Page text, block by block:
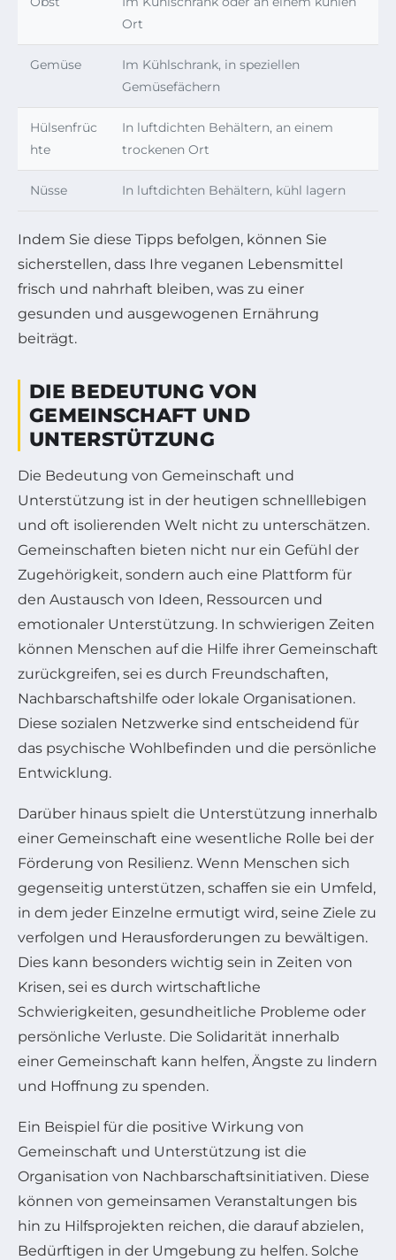
Ort
Gemüse
Im Kühlschrank, in speziellen
Gemüsefächern
Hülsenfrüc
hte
In luftdichten Behältern, an einem
trockenen Ort
Nüsse In luftdichten Behältern, kühl lagern
Indem Sie diese Tipps befolgen, können Sie
sicherstellen, dass Ihre veganen Lebensmittel
frisch und nahrhaft bleiben, was zu einer
gesunden und ausgewogenen Ernährung
beiträgt.
DIE BEDEUTUNG VON
GEMEINSCHAFT UND
UNTERSTÜTZUNG
Die Bedeutung von Gemeinschaft und
Unterstützung ist in der heutigen schnelllebigen
und oft isolierenden Welt nicht zu unterschätzen.
Gemeinschaften bieten nicht nur ein Gefühl der
Zugehörigkeit, sondern auch eine Plattform für
den Austausch von Ideen, Ressourcen und
emotionaler Unterstützung. In schwierigen Zeiten
können Menschen auf die Hilfe ihrer Gemeinschaft
zurückgreifen, sei es durch Freundschaften,
Nachbarschaftshilfe oder lokale Organisationen.
Diese sozialen Netzwerke sind entscheidend für
das psychische Wohlbefinden und die persönliche
Entwicklung.
Darüber hinaus spielt die Unterstützung innerhalb
einer Gemeinschaft eine wesentliche Rolle bei der
Förderung von Resilienz. Wenn Menschen sich
gegenseitig unterstützen, schaffen sie ein Umfeld,
in dem jeder Einzelne ermutigt wird, seine Ziele zu
verfolgen und Herausforderungen zu bewältigen.
Dies kann besonders wichtig sein in Zeiten von
Krisen, sei es durch wirtschaftliche
Schwierigkeiten, gesundheitliche Probleme oder
persönliche Verluste. Die Solidarität innerhalb
einer Gemeinschaft kann helfen, Ängste zu lindern
und Hoffnung zu spenden.
Ein Beispiel für die positive Wirkung von
Gemeinschaft und Unterstützung ist die
Organisation von Nachbarschaftsinitiativen. Diese
können von gemeinsamen Veranstaltungen bis
hin zu Hilfsprojekten reichen, die darauf abzielen,
Bedürftigen in der Umgebung zu helfen. Solche